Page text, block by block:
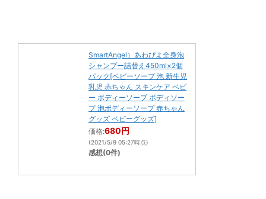
SmartAngel）あわぴよ全身泡
シャンプー詰替え450ml×2個
パック[ベビーソープ 泡 新生児
乳児 赤ちゃん スキンケア ベビ
ー ボディーソープ ボディソー
プ 泡ボディーソープ 赤ちゃん
グッズ ベビーグッズ]
価格:680円
(2021/5/9 05:27時点)
感想(0件)